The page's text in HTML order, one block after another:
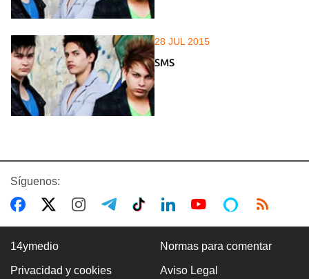
28 JUL 2015
SMS
Síguenos:
14ymedio Normas para comentar
Privacidad y cookies Aviso Legal